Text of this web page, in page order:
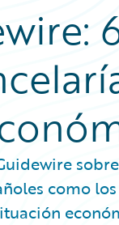
como